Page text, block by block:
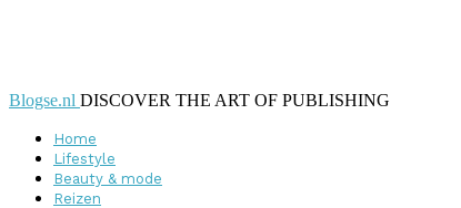
Blogse.nl DISCOVER THE ART OF PUBLISHING
Home
Lifestyle
Beauty & mode
Reizen